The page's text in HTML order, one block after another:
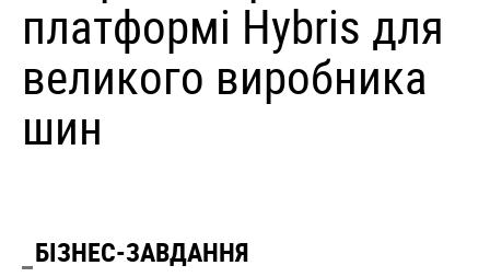
платформі Hybris для
великого виробника
шин
БІЗНЕС-ЗАВДАННЯ